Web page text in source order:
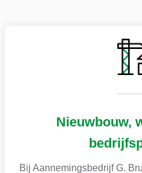
Nieuwbouw,
Bij Aannemingsbedrijf G.